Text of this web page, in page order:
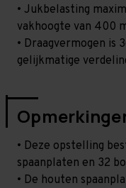
• Jukbelasting
vakhoogte van 400
• Draagvermogen is
gelijkmatige
• Deze opstelling
spaanplaten en 32
• De houten